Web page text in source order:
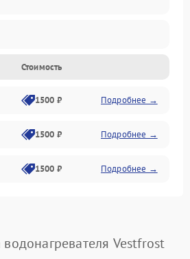
Стоимость
1500 ₽ Подробнее →
1500 ₽ Подробнее →
1500 ₽ Подробнее →
Vestfrost